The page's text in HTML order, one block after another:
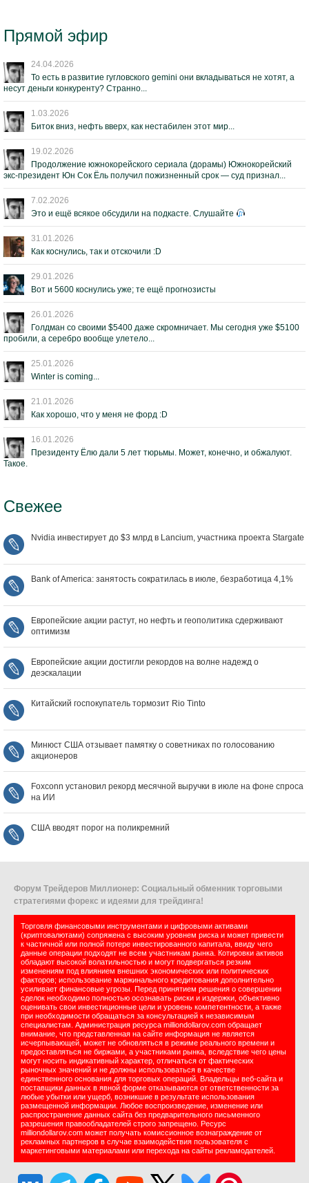
Прямой эфир
24.04.2026
То есть в развитие гугловского gemini они вкладываться не хотят, а
несут деньги конкуренту? Странно...
1.03.2026
Биток вниз, нефть вверх, как нестабилен этот мир...
19.02.2026
Продолжение южнокорейского сериала (дорамы) Южнокорейский
экс-президент Юн Сок Ёль получил пожизненный срок — суд признал...
7.02.2026
Это и ещё всякое обсудили на подкасте. Слушайте
31.01.2026
Как коснулись, так и отскочили :D
29.01.2026
Вот и 5600 коснулись уже; те ещё прогнозисты
26.01.2026
Голдман со своими $5400 даже скромничает. Мы сегодня уже $5100
пробили, а серебро вообще улетело...
25.01.2026
Winter is coming...
21.01.2026
Как хорошо, что у меня не форд :D
16.01.2026
Президенту Ёлю дали 5 лет тюрьмы. Может, конечно, и обжалуют.
Такое.
Свежее
Nvidia инвестирует до $3 млрд в Lancium, участника проекта Stargate
Bank of America: занятость сократилась в июле, безработица 4,1%
Европейские акции растут, но нефть и геополитика сдерживают
оптимизм
Европейские акции достигли рекордов на волне надежд о
деэскалации
Китайский госпокупатель тормозит Rio Tinto
Минюст США отзывает памятку о советниках по голосованию
акционеров
Foxconn установил рекорд месячной выручки в июле на фоне спроса
на ИИ
США вводят порог на поликремний
Форум Трейдеров Миллионер: Социальный обменник торговыми
стратегиями форекс и идеями для трейдинга!
Торговля финансовыми инструментами и цифровыми активами
(криптовалютами) сопряжена с высоким уровнем риска и может привести
к частичной или полной потере инвестированного капитала, ввиду чего
данные операции подходят не всем участникам рынка. Котировки активов
обладают высокой волатильностью и могут подвергаться резким
изменениям под влиянием внешних экономических или политических
факторов; использование маржинального кредитования дополнительно
усиливает финансовые угрозы. Перед принятием решения о совершении
сделок необходимо полностью осознавать риски и издержки, объективно
оценивать свои инвестиционные цели и уровень компетентности, а также
при необходимости обращаться за консультацией к независимым
специалистам. Администрация ресурса milliondollarov.com обращает
внимание, что представленная на сайте информация не является
исчерпывающей, может не обновляться в режиме реального времени и
предоставляться не биржами, а участниками рынка, вследствие чего цены
могут носить индикативный характер, отличаться от фактических
рыночных значений и не должны использоваться в качестве
единственного основания для торговых операций. Владельцы веб-сайта и
поставщики данных в явной форме отказываются от ответственности за
любые убытки или ущерб, возникшие в результате использования
размещенной информации. Любое воспроизведение, изменение или
распространение данных сайта без предварительного письменного
разрешения правообладателей строго запрещено. Ресурс
milliondollarov.com может получать комиссионное вознаграждение от
рекламных партнеров в случае взаимодействия пользователя с
маркетинговыми материалами или перехода на сайты рекламодателей.